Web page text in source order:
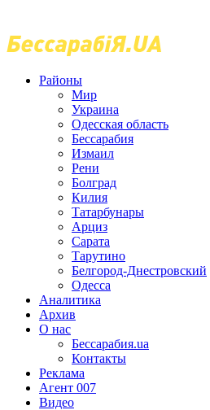
Районы
Мир
Украина
Одесская область
Бессарабия
Измаил
Рени
Болград
Килия
Татарбунары
Арциз
Сарата
Тарутино
Белгород-Днестровский
Одесса
Аналитика
Архив
О нас
Бессарабия.ua
Контакты
Реклама
Агент 007
Видео